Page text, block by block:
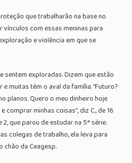
que trabalharão na base no
com essas meninas para
e violência em que se
sentem exploradas. Dizem que estão
muitas têm o aval da família. “Futuro?
planos. Quero o meu dinheiro hoje
comprar minhas coisas”, diz C., de 16
2, que parou de estudar na 5ª série.
colegas de trabalho, ela leva para
da Ceagesp.